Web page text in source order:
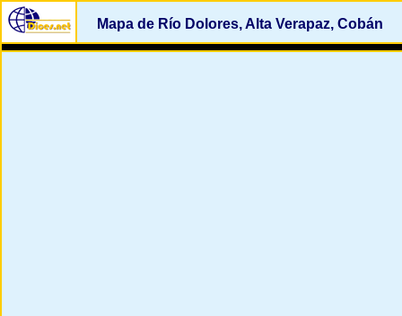
Mapa de Río Dolores, Alta Verapaz, Cobán